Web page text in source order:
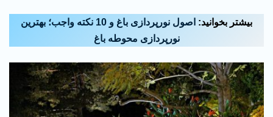
بیشتر بخوانید:
اصول نورپردازی باغ و 10 نکته واجب؛ بهترین
نورپردازی محوطه باغ